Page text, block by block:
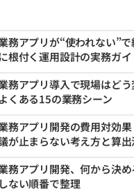
務アプリが“使われない”
根付く運用設計の実務ガイ
務アプリ導入で現場はど
くある15の業務シーン
務アプリ開発の費用対効
が止まらない考え方と算出
務アプリ開発、何から決
ない順番で整理